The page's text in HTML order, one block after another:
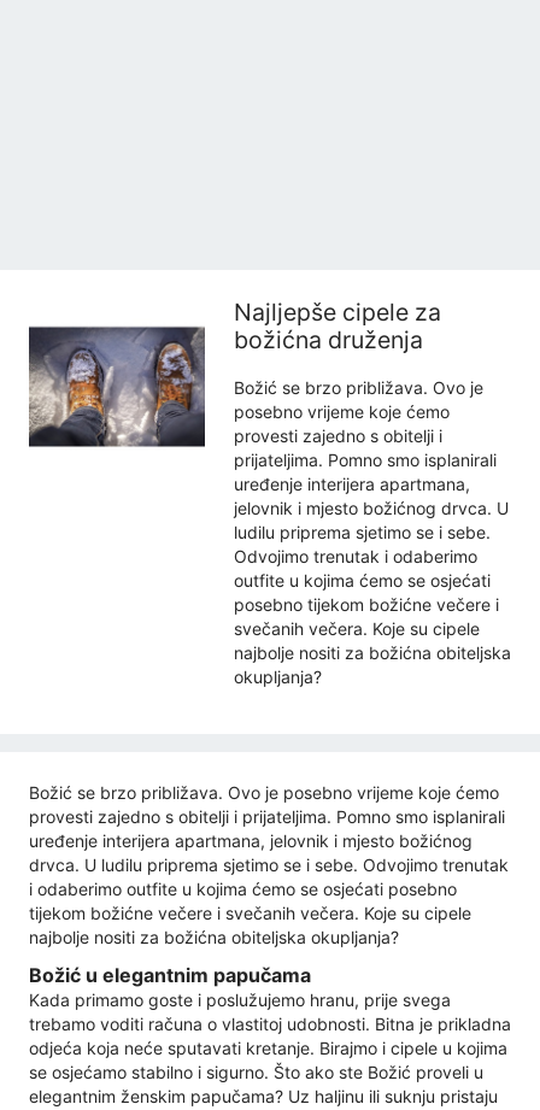
Najljepše cipele za
božićna druženja
Božić se brzo približava. Ovo je
posebno vrijeme koje ćemo
provesti zajedno s obitelji i
prijateljima. Pomno smo isplanirali
uređenje interijera apartmana,
jelovnik i mjesto božićnog drvca. U
ludilu priprema sjetimo se i sebe.
Odvojimo trenutak i odaberimo
outfite u kojima ćemo se osjećati
posebno tijekom božićne večere i
svečanih večera. Koje su cipele
najbolje nositi za božićna obiteljska
okupljanja?
Božić se brzo približava. Ovo je posebno vrijeme koje ćemo
provesti zajedno s obitelji i prijateljima. Pomno smo isplanirali
uređenje interijera apartmana, jelovnik i mjesto božićnog
drvca. U ludilu priprema sjetimo se i sebe. Odvojimo trenutak
i odaberimo outfite u kojima ćemo se osjećati posebno
tijekom božićne večere i svečanih večera. Koje su cipele
najbolje nositi za božićna obiteljska okupljanja?
Božić u elegantnim papučama
Kada primamo goste i poslužujemo hranu, prije svega
trebamo voditi računa o vlastitoj udobnosti. Bitna je prikladna
odjeća koja neće sputavati kretanje. Birajmo i cipele u kojima
se osjećamo stabilno i sigurno. Što ako ste Božić proveli u
elegantnim ženskim papučama? Uz haljinu ili suknju pristaju